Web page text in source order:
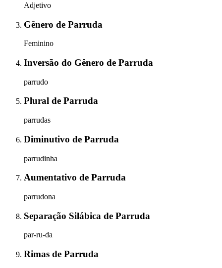
Adjetivo
Gênero de Parruda
Feminino
Inversão do Gênero de Parruda
parrudo
Plural de Parruda
parrudas
Diminutivo de Parruda
parrudinha
Aumentativo de Parruda
parrudona
Separação Silábica de Parruda
par-ru-da
Rimas de Parruda